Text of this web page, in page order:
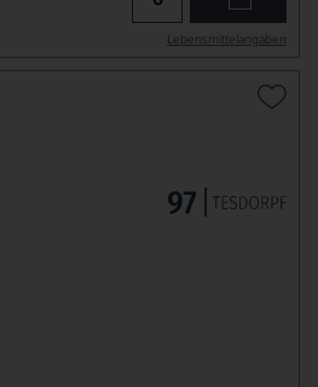
Lebensmittel­angaben